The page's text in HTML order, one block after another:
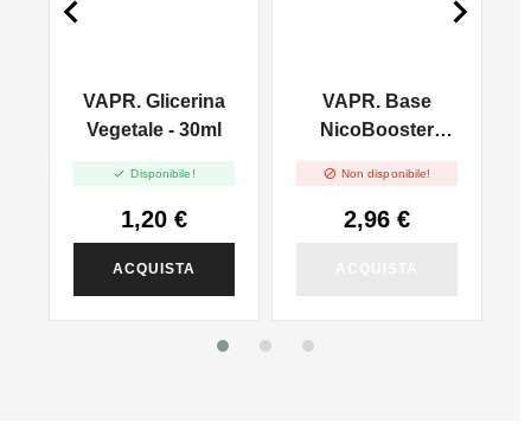
VAPR. Glicerina
Vegetale - 30ml
 Disponibile!
1,20 €
ACQUISTA
VAPR. Base
NicoBooster
 Non disponibile!
2,96 €
 